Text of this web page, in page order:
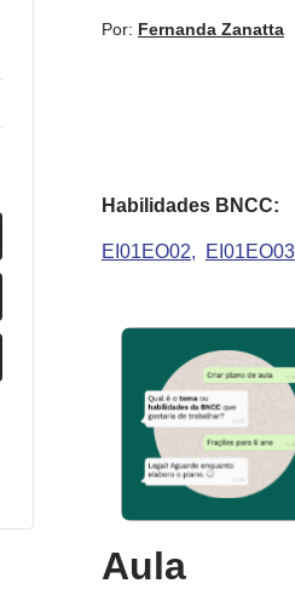
Por: Fernanda Zanatta
Habilidades BNCC:
EI01EO02 EI01EO03
Aula